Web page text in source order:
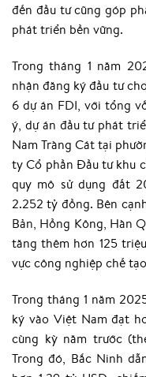
đến đầu tư cũng góp
phát triển bền vững.
Trong tháng 1 năm
nhận đăng ký đầu tư
6 dự án FDI, với tổng
ý, dự án đầu tư phát
Nam Tràng Cát tại
ty Cổ phần Đầu tư khu
quy mô sử dụng đất
2.252 tỷ đồng. Bên
Bản, Hồng Kông, Hàn
tăng thêm hơn 125
vực công nghiệp chế
Trong tháng 1 năm
ký vào Việt Nam đạt
cùng kỳ năm trước
Trong đó, Bắc Ninh